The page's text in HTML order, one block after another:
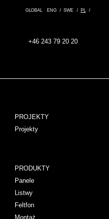
GLOBAL ENG SWE PL
+46 243 79 20 20
PROJEKTY
Projekty
PRODUKTY
Panele
Listwy
Feltfon
Montaż